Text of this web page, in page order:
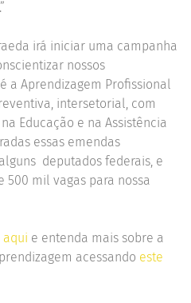
irá iniciar uma campanha
nossos
a Aprendizagem Profissional
intersetorial, com
Educação e na Assistência
essas emendas
deputados federais, e
mil vagas para nossa
aqui e entenda mais sobre a
acessando este